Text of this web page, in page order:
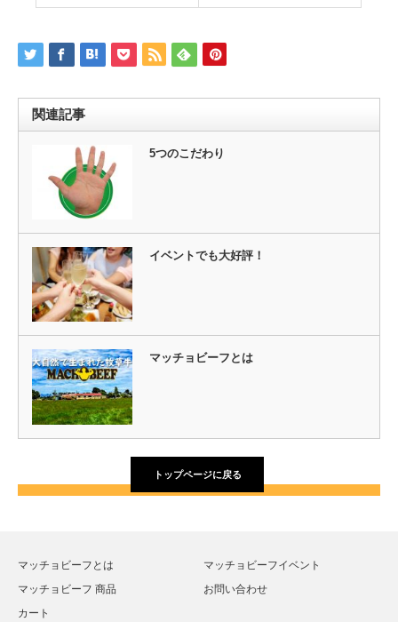
関連記事
5つのこだわり
イベントでも大好評！
マッチョビーフとは
トップページに戻る
マッチョビーフとは
マッチョビーフイベント
マッチョビーフ 商品
お問い合わせ
カート